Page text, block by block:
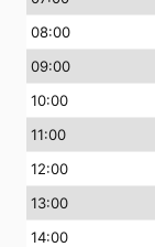
08:00
09:00
10:00
11:00
12:00
13:00
14:00